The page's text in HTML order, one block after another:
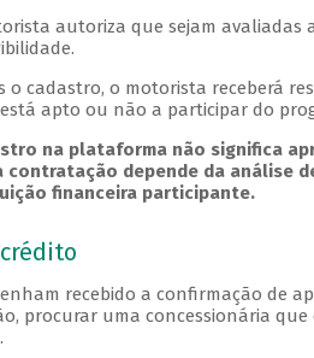
autoriza que sejam avaliadas
o cadastro, o motorista receberá
apto ou não a participar do
na plataforma não significa
contratação depende da análise
financeira participante.
recebido a confirmação de
procurar uma concessionária